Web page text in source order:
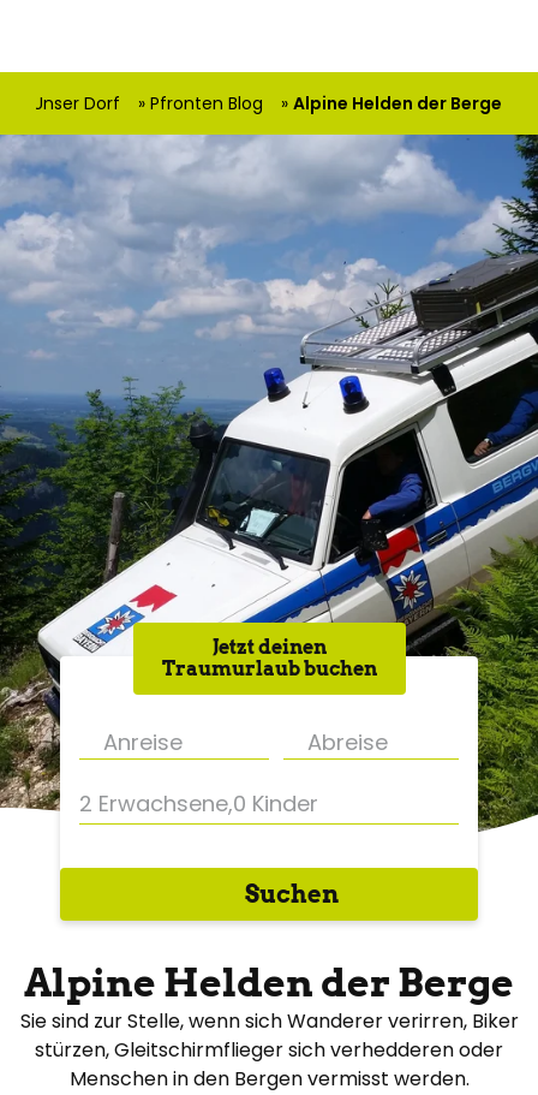
Unser Dorf Pfronten Blog Alpine Helden der Berge
Jetzt deinen
Traumurlaub buchen
2 Erwachsene,0 Kinder
Suchen
Alpine Helden der Berge
Sie sind zur Stelle, wenn sich Wanderer verirren, Biker
stürzen, Gleitschirmflieger sich verhedderen oder
Menschen in den Bergen vermisst werden.